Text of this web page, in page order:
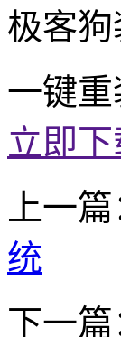
极客
一键
立即下
上一篇
统
下一篇